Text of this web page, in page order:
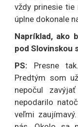
vždy prinesie tie
úplne dokonale
Napríklad, ako
pod Slovinskou
PS: Presne
Predtým som
nepočul
nepodarilo
veľmi